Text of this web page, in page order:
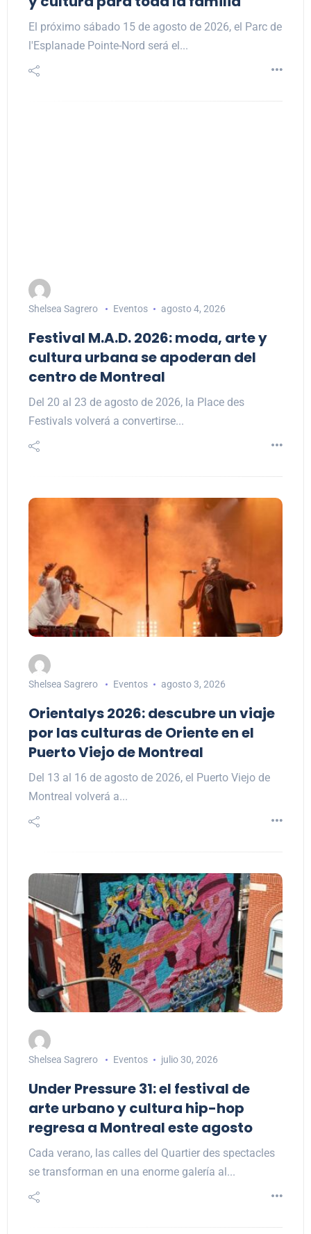
El próximo sábado 15 de agosto de 2026, el Parc de
l'Esplanade Pointe-Nord será el...
Shelsea Sagrero Eventos agosto 4, 2026
Festival M.A.D. 2026: moda, arte y
cultura urbana se apoderan del
centro de Montreal
Del 20 al 23 de agosto de 2026, la Place des
Festivals volverá a convertirse...
Shelsea Sagrero Eventos agosto 3, 2026
Orientalys 2026: descubre un viaje
por las culturas de Oriente en el
Puerto Viejo de Montreal
Del 13 al 16 de agosto de 2026, el Puerto Viejo de
Montreal volverá a...
Shelsea Sagrero Eventos julio 30, 2026
Under Pressure 31: el festival de
arte urbano y cultura hip-hop
regresa a Montreal este agosto
Cada verano, las calles del Quartier des spectacles
se transforman en una enorme galería al...